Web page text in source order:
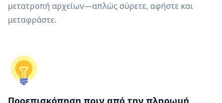
μετατροπή αρχείων—απλώς σύρετε, αφήστε και
μεταφράστε.
Προεπισκόπηση πριν από την πληρωμή